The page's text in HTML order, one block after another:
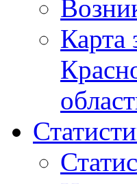
Карта